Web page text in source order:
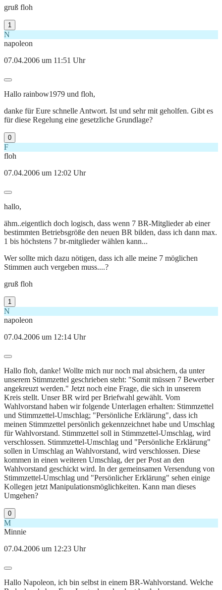
gruß floh
1
N
napoleon
07.04.2006 um 11:51 Uhr
Hallo rainbow1979 und floh,
danke für Eure schnelle Antwort. Ist und sehr mit geholfen. Gibt es
für diese Regelung eine gesetzliche Grundlage?
0
F
floh
07.04.2006 um 12:02 Uhr
hallo,
ähm..eigentlich doch logisch, dass wenn 7 BR-Mitglieder ab einer
bestimmten Betriebsgröße den neuen BR bilden, dass ich dann max.
1 bis höchstens 7 br-mitglieder wählen kann...
Wer sollte mich dazu nötigen, dass ich alle meine 7 möglichen
Stimmen auch vergeben muss....?
gruß floh
1
N
napoleon
07.04.2006 um 12:14 Uhr
Hallo floh, danke! Wollte mich nur noch mal absichern, da unter
unserem Stimmzettel geschrieben steht: "Somit müssen 7 Bewerber
angekreuzt werden." Jetzt noch eine Frage, die sich in unserem
Kreis stellt. Unser BR wird per Briefwahl gewählt. Vom
Wahlvorstand haben wir folgende Unterlagen erhalten: Stimmzettel
und Stimmzettel-Umschlag; "Persönliche Erklärung", dass ich
meinen Stimmzettel persönlich gekennzeichnet habe und Umschlag
für Wahlvorstand. Stimmzettel soll in Stimmzettel-Umschlag, wird
verschlossen. Stimmzettel-Umschlag und "Persönliche Erklärung"
sollen in Umschlag an Wahlvorstand, wird verschlossen. Diese
kommen in einen weiteren Umschlag, der per Post an den
Wahlvorstand geschickt wird. In der gemeinsamen Versendung von
Stimmzettel-Umschlag und "Persönlicher Erklärung" sehen einige
Kollegen jetzt Manipulationsmöglichkeiten. Kann man dieses
Umgehen?
0
M
Minnie
07.04.2006 um 12:23 Uhr
Hallo Napoleon, ich bin selbst in einem BR-Wahlvorstand. Welche